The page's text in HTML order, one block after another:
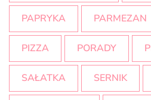
PAPRYKA PARMEZAN
PIZZA PORADY
SAŁATKA SERNIK